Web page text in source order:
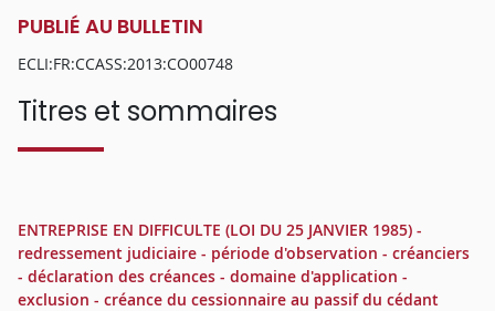
PUBLIÉ AU BULLETIN
ECLI:FR:CCASS:2013:CO00748
Titres et sommaires
ENTREPRISE EN DIFFICULTE (LOI DU 25 JANVIER 1985) -
redressement judiciaire - période d'observation - créanciers
- déclaration des créances - domaine d'application -
exclusion - créance du cessionnaire au passif du cédant